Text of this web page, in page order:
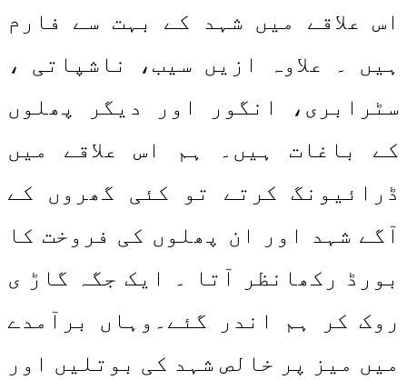
اس علاقے میں شہد کے بہت سے فارم
ہیں ۔ علاوہ ازیں سیب، ناشپاتی ،
سٹرابری، انگور اور دیگر پھلوں
کے باغات ہیں۔ ہم اس علاقے میں
ڈرائیونگ کرتے تو کئی گھروں کے
آگے شہد اور ان پھلوں کی فروخت کا
بورڈ رکھانظر آتا ۔ ایک جگہ گاڑ ی
روک کر ہم اندر گئے۔وہاں برآمدے
میں میز پر خالص شہد کی بوتلیں اور